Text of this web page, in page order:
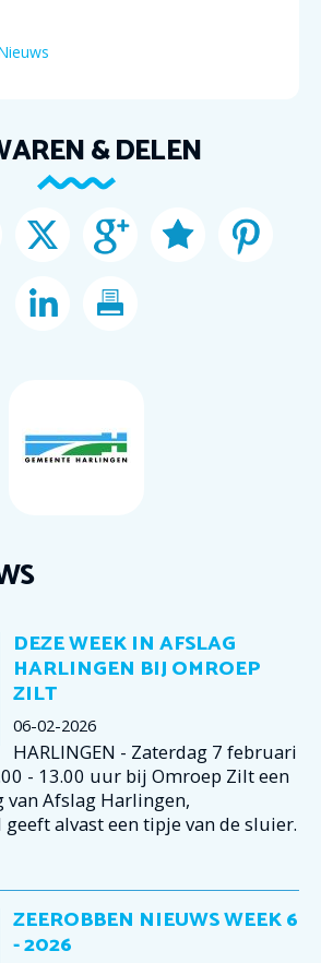
& DELEN
DEZE WEEK IN AFSLAG
HARLINGEN BIJ OMROEP
ZILT
06-02-2026
HARLINGEN - Zaterdag 7 februari
- 13.00 uur bij Omroep Zilt een
van Afslag Harlingen,
alvast een tipje van de sluier.
ZEEROBBEN NIEUWS WEEK 6
- 2026